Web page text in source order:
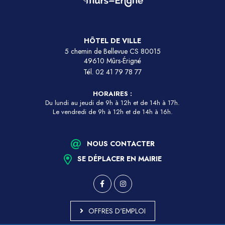
HÔTEL DE VILLE
5 chemin de Bellevue CS 80015
49610 Mûrs-Érigné
Tél. 02 41 79 78 77
HORAIRES :
Du lundi au jeudi de 9h à 12h et de 14h à 17h.
Le vendredi de 9h à 12h et de 14h à 16h.
NOUS CONTACTER
SE DÉPLACER EN MAIRIE
OFFRES D'EMPLOI